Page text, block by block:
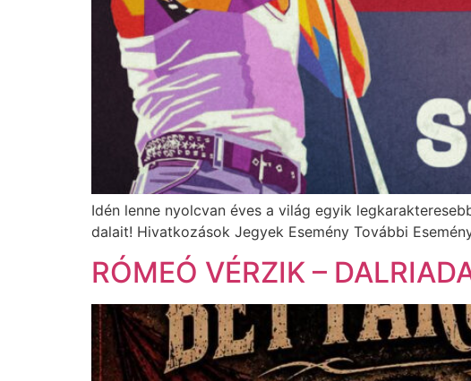
Idén lenne nyolcvan éves a világ egyik
dalait! Hivatkozások Jegyek Esemény További
RÓMEÓ VÉRZIK –